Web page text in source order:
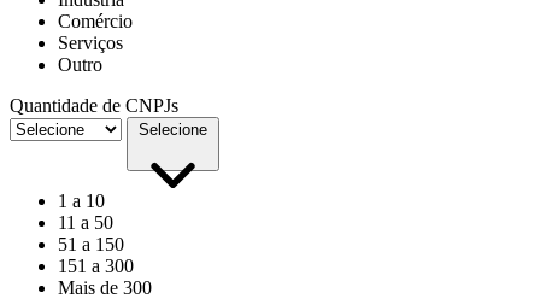
Comércio
Serviços
Outro
Quantidade de CNPJs
Selecione
1 a 10
11 a 50
51 a 150
151 a 300
Mais de 300